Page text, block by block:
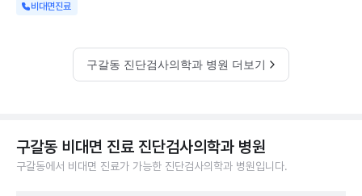
비대면진료
구갈동 진단검사의학과 병원 더보기
구갈동 비대면 진료 진단검사의학과 병원
구갈동에서 비대면 진료가 가능한 진단검사의학과 병원입니다.